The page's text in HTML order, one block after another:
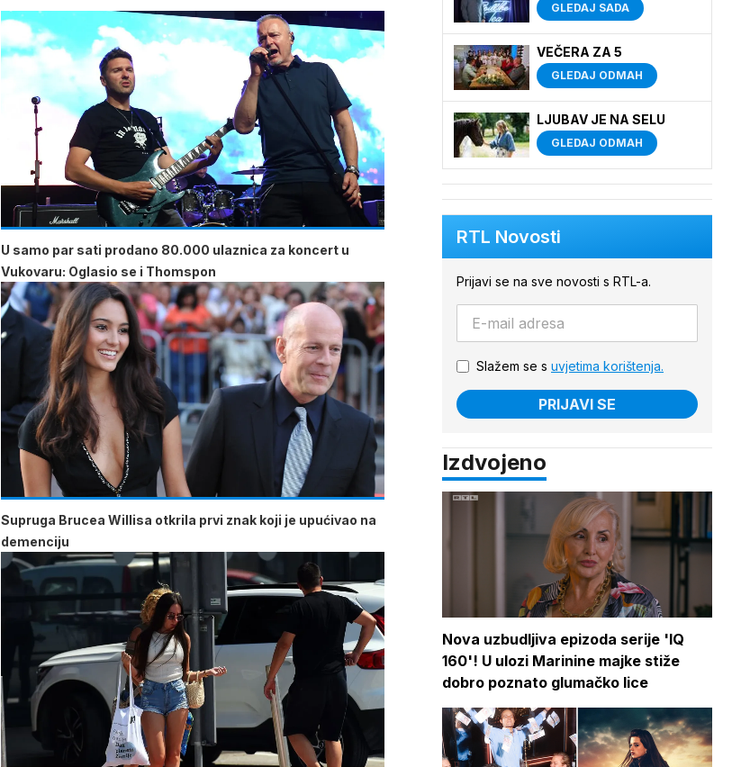
U samo par sati prodano 80.000 ulaznica za koncert u
Vukovaru: Oglasio se i Thomspon
Supruga Brucea Willisa otkrila prvi znak koji je upućivao na
demenciju
GLEDAJ SADA
VEČERA ZA 5
GLEDAJ ODMAH
LJUBAV JE NA SELU
GLEDAJ ODMAH
RTL Novosti
Prijavi se na sve novosti s RTL-a.
Slažem se s uvjetima korištenja.
PRIJAVI SE
Izdvojeno
Nova uzbudljiva epizoda serije 'IQ
160'! U ulozi Marinine majke stiže
dobro poznato glumačko lice